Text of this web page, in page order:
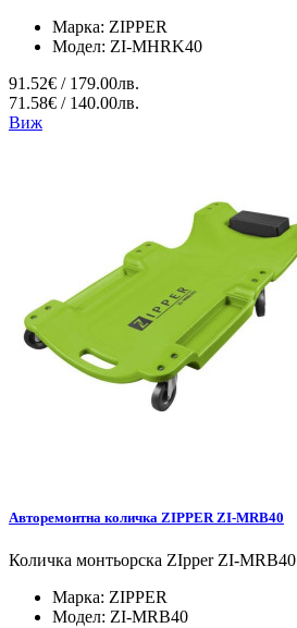
Марка: ZIPPER
Модел: ZI-MHRK40
91.52€ / 179.00лв.
71.58€ / 140.00лв.
Виж
Авторемонтна количка ZIPPER ZI-MRB40
Количка монтьорска ZIpper ZI-MRB40
Марка: ZIPPER
Модел: ZI-MRB40